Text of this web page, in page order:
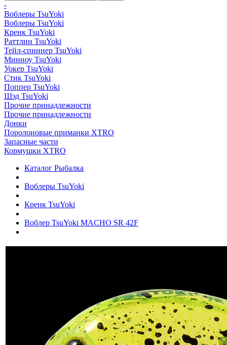
-
Воблеры TsuYoki
Воблеры TsuYoki
Кренк TsuYoki
Раттлин TsuYoki
Тейл-спиннер TsuYoki
Минноу TsuYoki
Уокер TsuYoki
Стик TsuYoki
Поппер TsuYoki
Шэд TsuYoki
Прочие принадлежности
Прочие принадлежности
Донки
Поролоновые приманки XTRO
Запасные части
Кормушки XTRO
Каталог Рыбалка
Воблеры TsuYoki
Кренк TsuYoki
Воблер TsuYoki MACHO SR 42F